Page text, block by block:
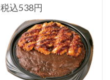
税込538円